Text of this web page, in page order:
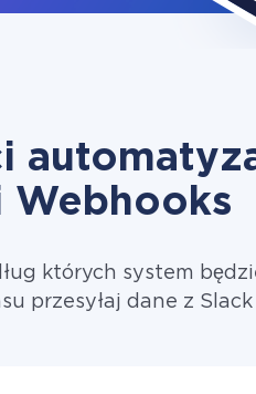
Webhooks
których system
przesyłaj dane z